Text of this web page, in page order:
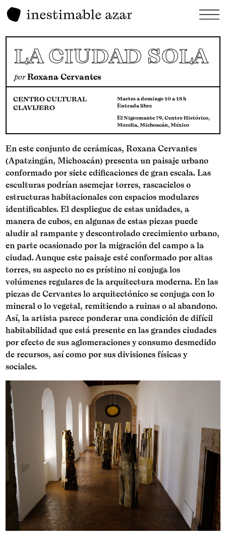
LA CIUDAD SOLA
porRoxana Cervantes
CENTRO CULTURAL
CLAVIJERO
Martes a domingo 10 a 18 h
Entrada libre
El Nigromante 79, Centro Histórico,
Morelia, Michoacán, México
En este conjunto de cerámicas, Roxana Cervantes
(Apatzingán, Michoacán) presenta un paisaje urbano
conformado por siete edificaciones de gran escala. Las
esculturas podrían asemejar torres, rascacielos o
estructuras habitacionales con espacios modulares
identificables. El despliegue de estas unidades, a
manera de cubos, en algunas de estas piezas puede
aludir al rampante y descontrolado crecimiento urbano,
en parte ocasionado por la migración del campo a la
ciudad. Aunque este paisaje esté conformado por altas
torres, su aspecto no es prístino ni conjuga los
volúmenes regulares de la arquitectura moderna. En las
piezas de Cervantes lo arquitectónico se conjuga con lo
mineral o lo vegetal, remitiendo a ruinas o al abandono.
Así, la artista parece ponderar una condición de difícil
habitabilidad que está presente en las grandes ciudades
por efecto de sus aglomeraciones y consumo desmedido
de recursos, así como por sus divisiones físicas y
sociales.